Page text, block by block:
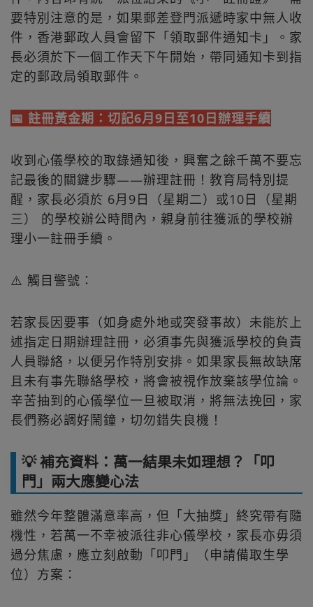
要特別注意的是，如果郵差登門派遞時家中無人收
件，香港郵政人員會留下「領取郵件通知卡」。家
長必須於下一個工作天下午開始，帶同通知卡到指
定的郵政局領取郵件。
📅 註冊黃金期：切記6月9日至10日辦理手續
收到心儀學校的取錄通知後，興奮之餘千萬不要忘
記最後的關鍵步驟——辦理註冊！教育局特別提
醒，家長必須於 6月9日（星期二）或10日（星期
三） 的學校辦公時間內，親身前往獲派的學校辦
理小一註冊手續。
⚠️ 觸目警號：
若家長因要事（如身處外地或突發事故）未能於上
述指定日期辦理註冊，必須事先與獲派學校的負責
人員聯絡，以便另作特別安排。如果家長無故缺席
且未有事先聯絡學校，將會被視作放棄該學位論。
辛苦抽到的心儀學位一旦被取消，將無法挽回，家
長們務必調好鬧鐘，切勿錯失良機！
💡 補充資料：萬一結果未如理想？「叩
門」兩大應變心法
雖然今年整體滿意率高，但「大抽獎」終究帶有隨
機性，若萬一不幸被派往非心儀學校，家長亦毋須
過分焦慮，應立刻啟動「叩門」（申請備取生學
位）方案：